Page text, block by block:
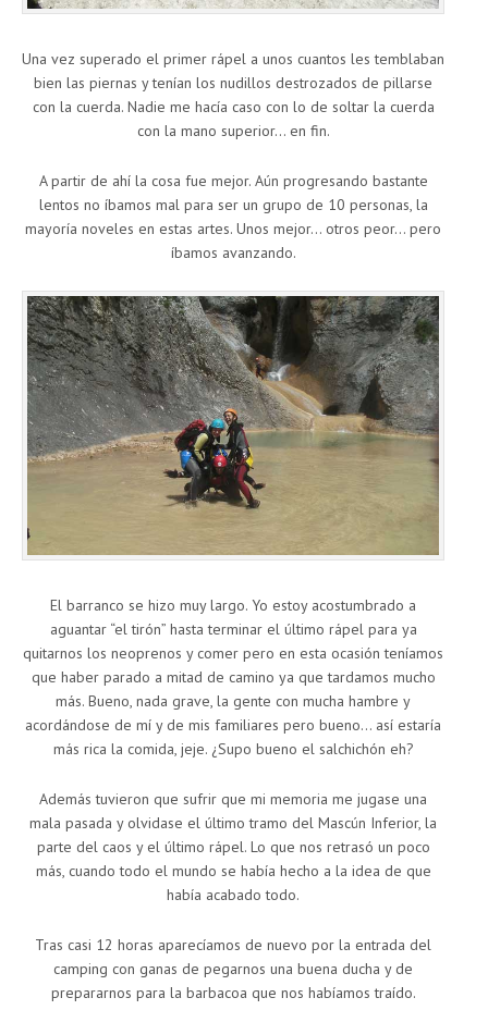
Una vez superado el primer rápel a unos cuantos les temblaban
bien las piernas y tenían los nudillos destrozados de pillarse
con la cuerda. Nadie me hacía caso con lo de soltar la cuerda
con la mano superior… en fin.
A partir de ahí la cosa fue mejor. Aún progresando bastante
lentos no íbamos mal para ser un grupo de 10 personas, la
mayoría noveles en estas artes. Unos mejor… otros peor… pero
íbamos avanzando.
El barranco se hizo muy largo. Yo estoy acostumbrado a
aguantar “el tirón” hasta terminar el último rápel para ya
quitarnos los neoprenos y comer pero en esta ocasión teníamos
que haber parado a mitad de camino ya que tardamos mucho
más. Bueno, nada grave, la gente con mucha hambre y
acordándose de mí y de mis familiares pero bueno… así estaría
más rica la comida, jeje. ¿Supo bueno el salchichón eh?
Además tuvieron que sufrir que mi memoria me jugase una
mala pasada y olvidase el último tramo del Mascún Inferior, la
parte del caos y el último rápel. Lo que nos retrasó un poco
más, cuando todo el mundo se había hecho a la idea de que
había acabado todo.
Tras casi 12 horas aparecíamos de nuevo por la entrada del
camping con ganas de pegarnos una buena ducha y de
prepararnos para la barbacoa que nos habíamos traído.